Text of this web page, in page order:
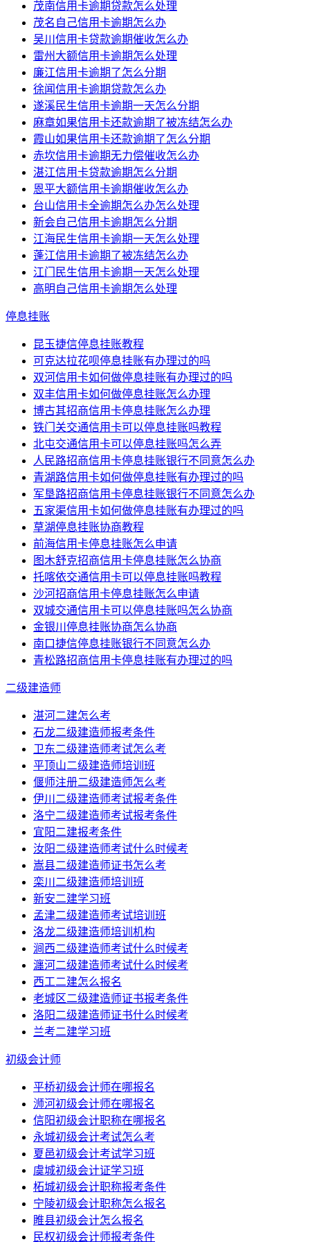
茂南信用卡逾期贷款怎么处理
茂名自己信用卡逾期怎么办
吴川信用卡贷款逾期催收怎么办
雷州大额信用卡逾期怎么处理
廉江信用卡逾期了怎么分期
徐闻信用卡逾期贷款怎么办
遂溪民生信用卡逾期一天怎么分期
麻章如果信用卡还款逾期了被冻结怎么办
霞山如果信用卡还款逾期了怎么分期
赤坎信用卡逾期无力偿催收怎么办
湛江信用卡贷款逾期怎么分期
恩平大额信用卡逾期催收怎么办
台山信用卡全逾期怎么办怎么处理
新会自己信用卡逾期怎么分期
江海民生信用卡逾期一天怎么处理
蓬江信用卡逾期了被冻结怎么办
江门民生信用卡逾期一天怎么处理
高明自己信用卡逾期怎么处理
停息挂账
昆玉捷信停息挂账教程
可克达拉花呗停息挂账有办理过的吗
双河信用卡如何做停息挂账有办理过的吗
双丰信用卡如何做停息挂账怎么办理
博古其招商信用卡停息挂账怎么办理
铁门关交通信用卡可以停息挂账吗教程
北屯交通信用卡可以停息挂账吗怎么弄
人民路招商信用卡停息挂账银行不同意怎么办
青湖路信用卡如何做停息挂账有办理过的吗
军垦路招商信用卡停息挂账银行不同意怎么办
五家渠信用卡如何做停息挂账有办理过的吗
草湖停息挂账协商教程
前海信用卡停息挂账怎么申请
图木舒克招商信用卡停息挂账怎么协商
托喀依交通信用卡可以停息挂账吗教程
沙河招商信用卡停息挂账怎么申请
双城交通信用卡可以停息挂账吗怎么协商
金银川停息挂账协商怎么协商
南口捷信停息挂账银行不同意怎么办
青松路招商信用卡停息挂账有办理过的吗
二级建造师
湛河二建怎么考
石龙二级建造师报考条件
卫东二级建造师考试怎么考
平顶山二级建造师培训班
偃师注册二级建造师怎么考
伊川二级建造师考试报考条件
洛宁二级建造师考试报考条件
宜阳二建报考条件
汝阳二级建造师考试什么时候考
嵩县二级建造师证书怎么考
栾川二级建造师培训班
新安二建学习班
孟津二级建造师考试培训班
洛龙二级建造师培训机构
涧西二级建造师考试什么时候考
瀍河二级建造师考试什么时候考
西工二建怎么报名
老城区二级建造师证书报考条件
洛阳二级建造师证书什么时候考
兰考二建学习班
初级会计师
平桥初级会计师在哪报名
浉河初级会计师在哪报名
信阳初级会计职称在哪报名
永城初级会计考试怎么考
夏邑初级会计考试学习班
虞城初级会计证学习班
柘城初级会计职称报考条件
宁陵初级会计职称怎么报名
睢县初级会计怎么报名
民权初级会计师报考条件